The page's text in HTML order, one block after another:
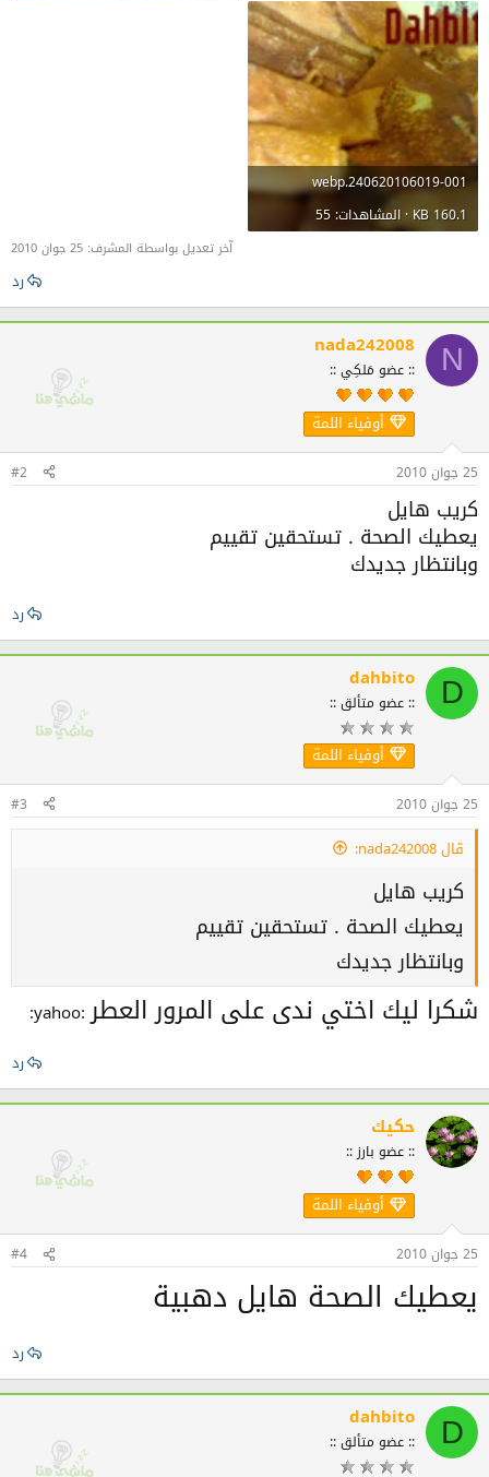
240620106019-001.webp
160.1 KB · المشاهدات: 55
آخر تعديل بواسطة المشرف: 25 جوان 2010
رد
N
nada242008
:: عضو مَلكِي ::
أوفياء اللمة
25 جوان 2010 #2
كريب هايل
يعطيك الصحة . تستحقين تقييم
وبانتظار جديدك
رد
D
dahbito
:: عضو متألق ::
أوفياء اللمة
25 جوان 2010 #3
قال nada242008:
كريب هايل
يعطيك الصحة . تستحقين تقييم
وبانتظار جديدك
شكرا ليك اختي ندى على المرور العطر :yahoo:
رد
حكيك
:: عضو بارز ::
أوفياء اللمة
25 جوان 2010 #4
يعطيك الصحة هايل دهبية
رد
D
dahbito
:: عضو متألق ::